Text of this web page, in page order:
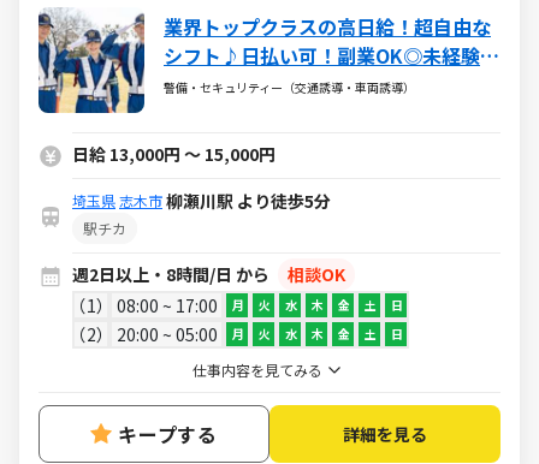
業界トップクラスの高日給！超自由な
シフト♪日払い可！副業OK◎未経験大
歓迎
警備・セキュリティー（交通誘導・車両誘導）
日給 13,000円 ～ 15,000円
埼玉県志木市柳瀬川駅 より徒歩5分
駅チカ
週2日以上・8時間/日 から
相談OK
1
08:00 ~ 17:00 月 火 水 木 金 土 日
2 20:00 ~ 05:00 月 火 水 木 金 土 日
仕事内容を見てみる
キープする 詳細を見る